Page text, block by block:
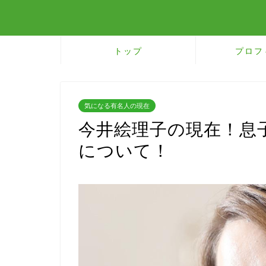
トップ プロ
気になる有名人の現在
今井絵理子の現在！息
について！